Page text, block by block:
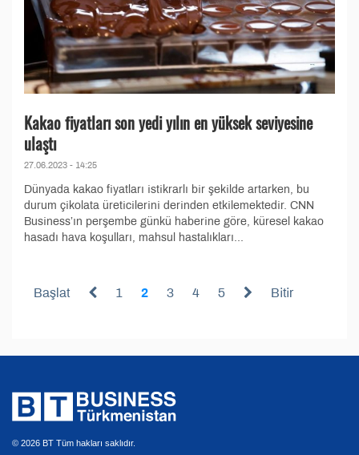
Kakao fiyatları son yedi yılın en yüksek seviyesine
ulaştı
27.06.2023 - 14:25
Dünyada kakao fiyatları istikrarlı bir şekilde artarken, bu
durum çikolata üreticilerini derinden etkilemektedir. CNN
Business’ın perşembe günkü haberine göre, küresel kakao
hasadı hava koşulları, mahsul hastalıkları...
Başlat 1 2 3 4 5 Bitir
© 2026 BT Tüm hakları saklıdır.